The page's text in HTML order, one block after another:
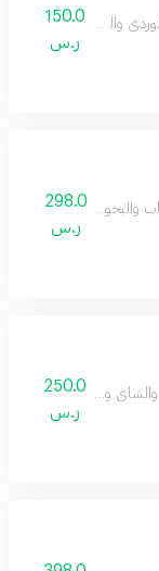
والسوسن والمسك
150.0
ر.س
والبخور والباتشولي
298.0
ر.س
وخشب250.0
ر.س